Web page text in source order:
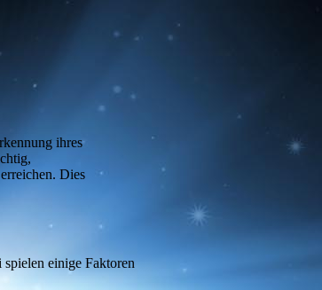
ihres
Dies
einige Faktoren